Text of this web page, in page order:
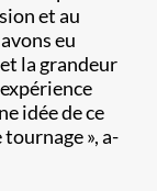
et au
eu
la grandeur
idée de ce
», a-